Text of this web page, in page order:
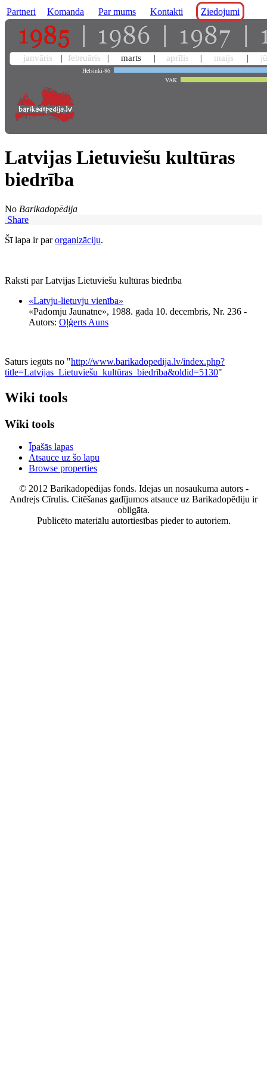
Partneri Komanda Par mums Kontakti Ziedojumi
janvāris februāris marts aprīlis maijs
Helsinki-86
VAK
Latvijas Lietuviešu kultūras
biedrība
No Barikadopēdija
Share
Šī lapa ir parorganizāciju.
Raksti par Latvijas Lietuviešu kultūras biedrība
«Latvju-lietuvju vienība»
«Padomju Jaunatne», 1988. gada 10. decembris, Nr. 236 -
Autors: Oļģerts Auns
Saturs iegūts no "http://www.barikadopedija.lv/index.php?
title=Latvijas_Lietuviešu_kultūras_biedrība&oldid=5130"
Wiki tools
Wiki tools
Īpašās lapas
Atsauce uz šo lapu
Browse properties
© 2012 Barikadopēdijas fonds. Idejas un nosaukuma autors -
Andrejs Cīrulis. Citēšanas gadījumos atsauce uz Barikadopēdiju ir
obligāta.
Publicēto materiālu autortiesības pieder to autoriem.